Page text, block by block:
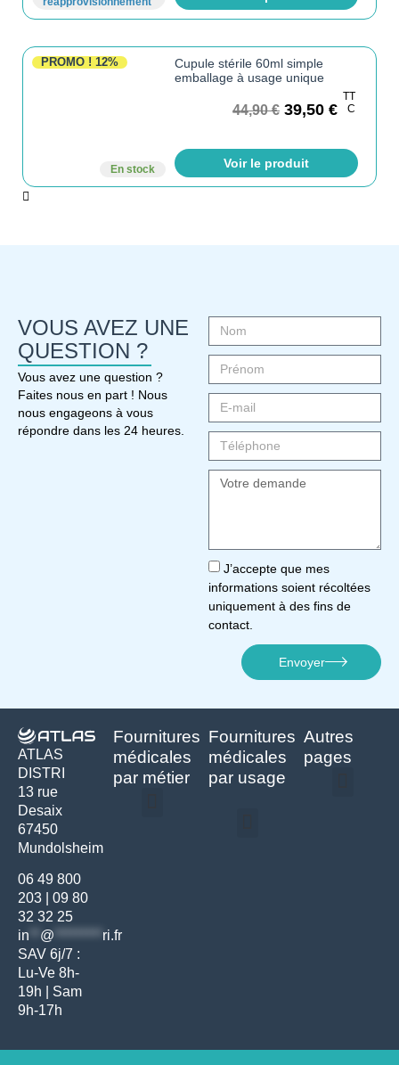
PROMO ! 12%
En stock
Cupule stérile 60ml simple
emballage à usage unique
44,90€ 39,50 €
TT
C
Voir le produit
VOUS AVEZ UNE
QUESTION ?
Vous avez une question ?
Faites nous en part ! Nous
nous engageons à vous
répondre dans les 24 heures.
J’accepte que mes
informations soient récoltées
uniquement à des fins de
contact.
Envoyer
ATLAS
DISTRI
13 rue
Desaix
67450
Mundolsheim
06 49 800
203
09 80
32 32 25
in
@ ********* ri.fr
SAV 6j/7 :
Lu-Ve 8h-
19h | Sam
9h-17h
Fournitures
médicales
par métier
Fournitures
médicales
par usage
Autres
pages